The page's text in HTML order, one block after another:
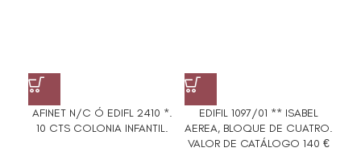
AFINET N/C Ó EDIFL 2410 *.
10 CTS COLONIA INFANTIL.
EDIFIL 1097/01 ** ISABEL
AEREA, BLOQUE DE CUATRO.
VALOR DE CATÁLOGO 140 €